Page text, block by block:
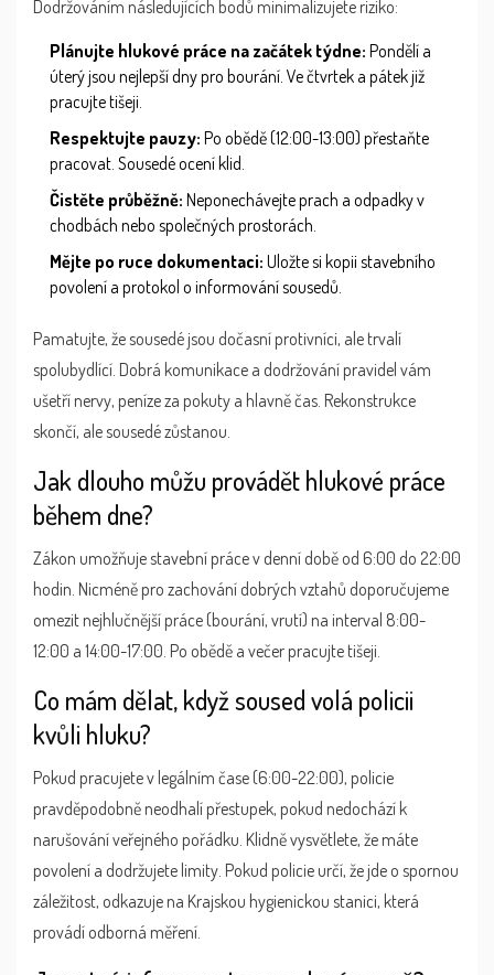
Dodržováním následujících bodů minimalizujete riziko:
Plánujte hlukové práce na začátek týdne: Pondělí a
úterý jsou nejlepší dny pro bourání. Ve čtvrtek a pátek již
pracujte tišeji.
Respektujte pauzy: Po obědě (12:00-13:00) přestaňte
pracovat. Sousedé ocení klid.
Čistěte průběžně: Neponechávejte prach a odpadky v
chodbách nebo společných prostorách.
Mějte po ruce dokumentaci: Uložte si kopii stavebního
povolení a protokol o informování sousedů.
Pamatujte, že sousedé jsou dočasní protivníci, ale trvalí
spolubydlící. Dobrá komunikace a dodržování pravidel vám
ušetří nervy, peníze za pokuty a hlavně čas. Rekonstrukce
skončí, ale sousedé zůstanou.
Jak dlouho můžu provádět hlukové práce
během dne?
Zákon umožňuje stavební práce v denní době od 6:00 do 22:00
hodin. Nicméně pro zachování dobrých vztahů doporučujeme
omezit nejhlučnější práce (bourání, vrutí) na interval 8:00-
12:00 a 14:00-17:00. Po obědě a večer pracujte tišeji.
Co mám dělat, když soused volá policii
kvůli hluku?
Pokud pracujete v legálním čase (6:00-22:00), policie
pravděpodobně neodhalí přestupek, pokud nedochází k
narušování veřejného pořádku. Klidně vysvětlete, že máte
povolení a dodržujete limity. Pokud policie určí, že jde o spornou
záležitost, odkazuje na Krajskou hygienickou stanici, která
provádí odborná měření.